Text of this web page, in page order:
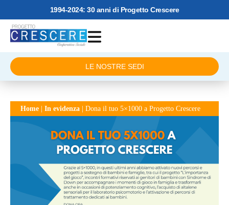
1994-2024: 30 anni di Progetto Crescere
LE NOSTRE SEDI
Home In evidenza Dona il tuo 5×1000 a Progetto Crescere